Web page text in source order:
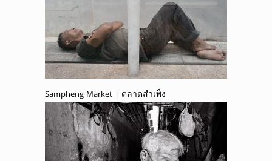
Sampheng Market | ตลาดสำเพ็ง